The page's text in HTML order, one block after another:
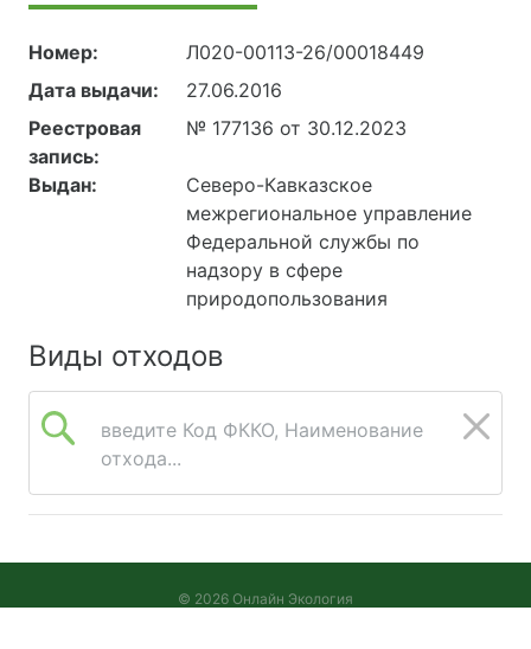
Номер:
Л020-00113-26/00018449
Дата выдачи:
27.06.2016
Реестровая
запись:
№ 177136 от 30.12.2023
Выдан:
Северо-Кавказское
межрегиональное управление
Федеральной службы по
надзору в сфере
природопользования
Виды отходов
введите Код ФККО, Наименование
отхода...
© 2026 Онлайн Экология